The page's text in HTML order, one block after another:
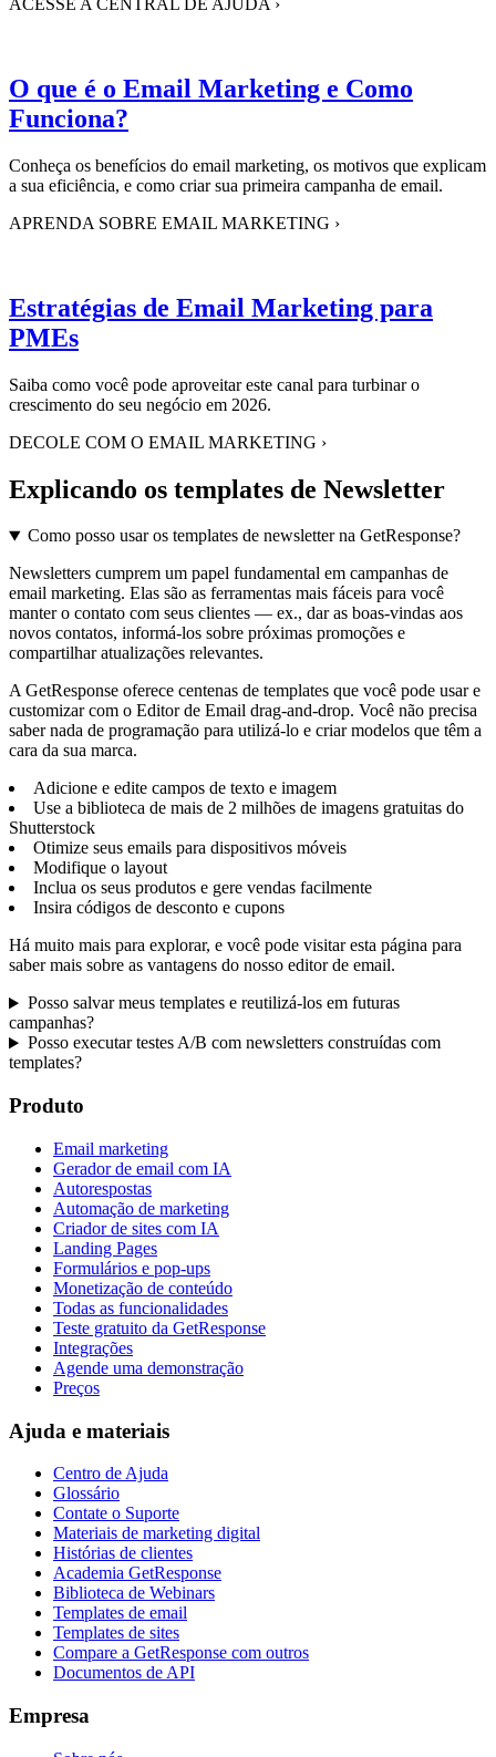
ACESSE A CENTRAL DE AJUDA ›
O que é o Email Marketing e Como
Funciona?
Conheça os benefícios do email marketing, os motivos que explicam
a sua eficiência, e como criar sua primeira campanha de email.
APRENDA SOBRE EMAIL MARKETING ›
Estratégias de Email Marketing para
PMEs
Saiba como você pode aproveitar este canal para turbinar o
crescimento do seu negócio em 2026.
DECOLE COM O EMAIL MARKETING ›
Explicando os templates de Newsletter
Como posso usar os templates de newsletter na GetResponse?
Newsletters cumprem um papel fundamental em campanhas de
email marketing. Elas são as ferramentas mais fáceis para você
manter o contato com seus clientes — ex., dar as boas-vindas aos
novos contatos, informá-los sobre próximas promoções e
compartilhar atualizações relevantes.
A GetResponse oferece centenas de templates que você pode usar e
customizar com o Editor de Email drag-and-drop. Você não precisa
saber nada de programação para utilizá-lo e criar modelos que têm a
cara da sua marca.
Adicione e edite campos de texto e imagem
Use a biblioteca de mais de 2 milhões de imagens gratuitas do
Shutterstock
Otimize seus emails para dispositivos móveis
Modifique o layout
Inclua os seus produtos e gere vendas facilmente
Insira códigos de desconto e cupons
Há muito mais para explorar, e você pode visitar esta página para
saber mais sobre as vantagens do nosso editor de email.
Posso salvar meus templates e reutilizá-los em futuras
campanhas?
Posso executar testes A/B com newsletters construídas com
templates?
Produto
Email marketing
Gerador de email com IA
Autorespostas
Automação de marketing
Criador de sites com IA
Landing Pages
Formulários e pop-ups
Monetização de conteúdo
Todas as funcionalidades
Teste gratuito da GetResponse
Integrações
Agende uma demonstração
Preços
Ajuda e materiais
Centro de Ajuda
Glossário
Contate o Suporte
Materiais de marketing digital
Histórias de clientes
Academia GetResponse
Biblioteca de Webinars
Templates de email
Templates de sites
Compare a GetResponse com outros
Documentos de API
Empresa